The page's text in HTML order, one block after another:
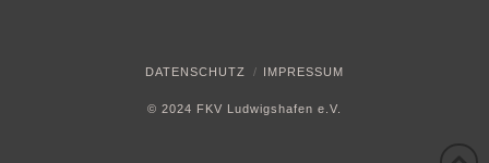
DATENSCHUTZ IMPRESSUM
© 2024 FKV Ludwigshafen e.V.